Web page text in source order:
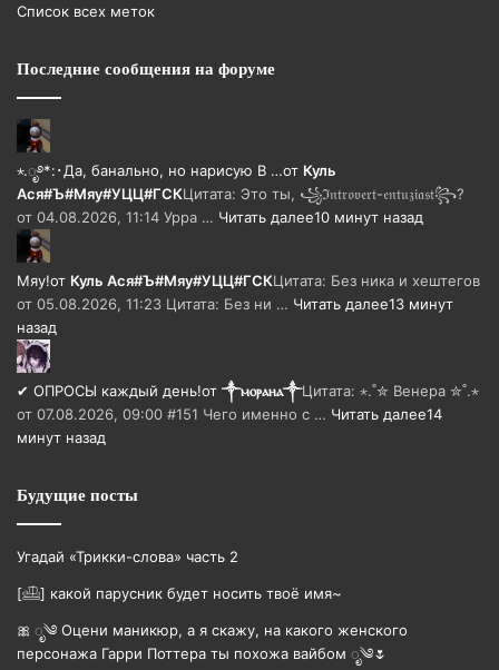
Список всех меток
Последние сообщения на форуме
⋆.ೃ࿔*:･Да, банально, но нарисую В …от Куль
Ася#Ъ#Мяу#УЦЦ#ГСКЦитата: Это ты, ꧁ℑ𝔫𝔱𝔯𝔬𝔳𝔢𝔯𝔱-𝔢𝔫𝔱𝔲𝔷𝔦𝔞𝔰𝔱꧂?
от 04.08.2026, 11:14 Урра … Читать далее10 минут назад
Мяу!от Куль Ася#Ъ#Мяу#УЦЦ#ГСКЦитата: Без ника и хештегов
от 05.08.2026, 11:23 Цитата: Без ни … Читать далее13 минут
назад
✔ ОПРОСЫ каждый день!от ༒ⲙⲟⲣⲁⲏⲁ༒Цитата: ⋆.˚✮ Венера ✮˚.⋆
от 07.08.2026, 09:00 #151 Чего именно с … Читать далее14
минут назад
Будущие посты
Угадай «Трикки-слова» часть 2
[𓊝] какой парусник будет носить твоë имя~
🎀 ೃ༄ Оцени маникюр, а я скажу, на какого женского
персонажа Гарри Поттера ты похожа вайбом ೃ༄🌷